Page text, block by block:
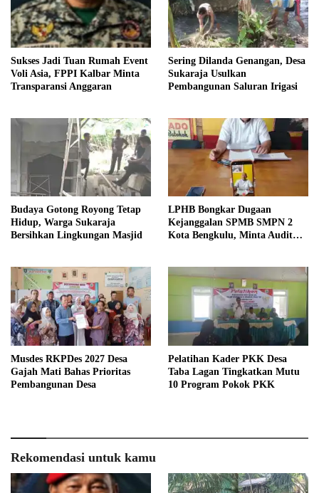
Sukses Jadi Tuan Rumah Event
Voli Asia, FPPI Kalbar Minta
Transparansi Anggaran
Sering Dilanda Genangan, Desa
Sukaraja Usulkan
Pembangunan Saluran Irigasi
Budaya Gotong Royong Tetap
Hidup, Warga Sukaraja
Bersihkan Lingkungan Masjid
LPHB Bongkar Dugaan
Kejanggalan SPMB SMPN 2
Kota Bengkulu, Minta Audit
Musdes RKPDes 2027 Desa
Gajah Mati Bahas Prioritas
Pembangunan Desa
Pelatihan Kader PKK Desa
Taba Lagan Tingkatkan Mutu
10 Program Pokok PKK
Rekomendasi untuk kamu